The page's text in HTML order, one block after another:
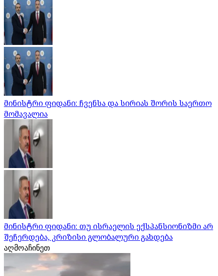
მინისტრი ფიდანი: ჩვენსა და სირიას შორის საერთო
მომავალია
მინისტრი ფიდანი: თუ ისრაელის ექსპანსიონიზმი არ
შეჩერდება, კრიზისი გლობალური გახდება
აღმოაჩინეთ